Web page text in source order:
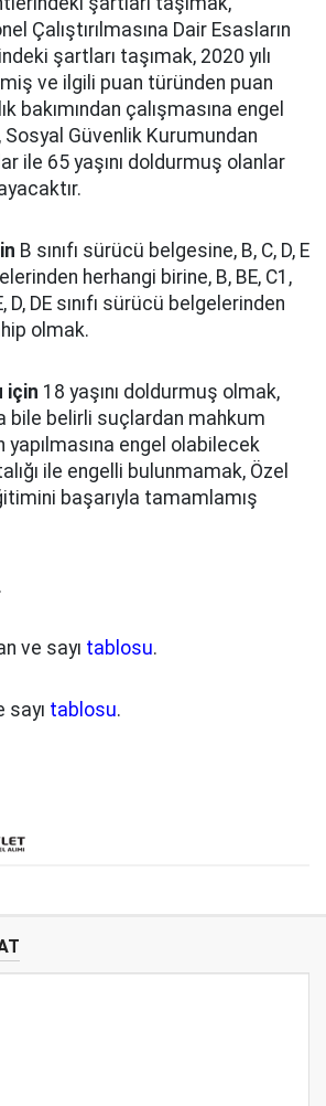
Çalıştırılmasına Dair Esasların
şartları taşımak, 2020 yılı
ve ilgili puan türünden puan
bakımından çalışmasına engel
Güvenlik Kurumundan
ile 65 yaşını doldurmuş olanlar
B sınıfı sürücü belgesine, B, C, D, E
herhangi birine, B, BE, C1,
D, DE sınıfı sürücü belgelerinden
olmak.
için 18 yaşını doldurmuş olmak,
bile belirli suçlardan mahkum
yapılmasına engel olabilecek
ile engelli bulunmamak, Özel
başarıyla tamamlamış
.
ve sayı tablosu.
sayı tablosu.